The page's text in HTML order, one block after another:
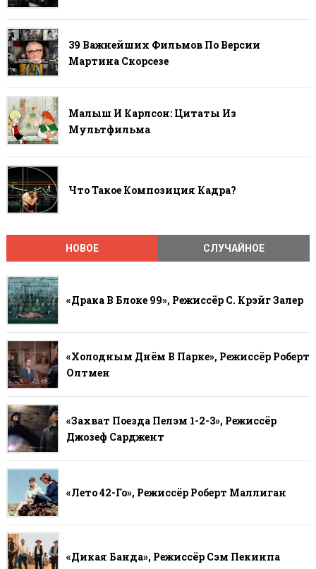
39 Важнейших Фильмов По Версии
Мартина Скорсезе
Малыш И Карлсон: Цитаты Из
Мультфильма
Что Такое Композиция Кадра?
НОВОЕ СЛУЧАЙНОЕ
«Драка В Блоке 99», Режиссёр С. Крэйг Залер
«Холодным Днём В Парке», Режиссёр Роберт
Олтмен
«Захват Поезда Пелэм 1-2-3», Режиссёр
Джозеф Сарджент
«Лето 42-Го», Режиссёр Роберт Маллиган
«Дикая Банда», Режиссёр Сэм Пекинпа